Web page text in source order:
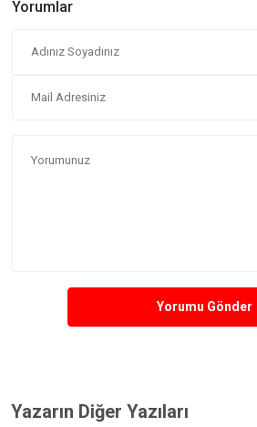
Yorumlar
Yorumu Gönder
Yazarın Diğer Yazıları